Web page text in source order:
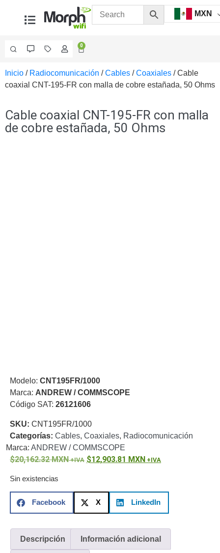
MXN
0
Videovigilancia
Accesorios
Accesorios
Ethernet y
FibraAccesorios
HDMI,
VGA,
DVILentesMicrófonos
para
CámarasPartes
o
Refacciones Probadores
de
de Video
Adaptador
a
Inicio / Radiocomunicación /Cables /Coaxiales / Cable
coaxial CNT-195-FR con malla de cobre estañada, 50 Ohms
Cable coaxial CNT-195-FR con malla
de cobre estañada, 50 Ohms
Modelo: CNT195FR/1000
Marca: ANDREW / COMMSCOPE
Código SAT: 26121606
SKU: CNT195FR/1000
Categorías: Cables, Coaxiales, Radiocomunicación
Marca: ANDREW / COMMSCOPE
20,162.32MXN 12,903.81 MXN
Sin existencias
Facebook X LinkedIn
Descripción Información adicional